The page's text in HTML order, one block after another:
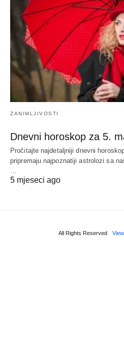
ZANIMLJIVOSTI
Dnevni horoskop za 5.
Pročitajte najdetaljniji dnevni
pripremaju najpoznatiji astrolozi sa
…
5 mjeseci ago
All Rights Reserved